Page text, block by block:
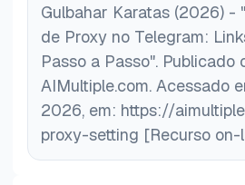
Gulbahar Karatas (2026) -
de Proxy no Telegram:
Passo a Passo". Publicado
AIMultiple.com. Acessado
2026, em: https://
proxy-setting [Recurso on-